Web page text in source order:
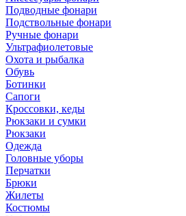
Подводные фонари
Подствольные фонари
Ручные фонари
Ультрафиолетовые
Охота и рыбалка
Обувь
Ботинки
Сапоги
Кроссовки, кеды
Рюкзаки и сумки
Рюкзаки
Одежда
Головные уборы
Перчатки
Брюки
Жилеты
Костюмы